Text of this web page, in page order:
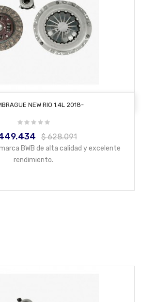
AÑADIR AL CARRITO
NEW RIO 1.4L 2018-
Precio
base
$ 628.091
BWB de alta calidad y excelente
rendimiento.